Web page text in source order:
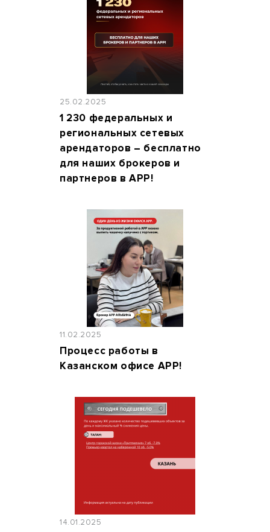
25.02.2025
1 230 федеральных и
региональных сетевых
арендаторов – бесплатно
для наших брокеров и
партнеров в АРР!
11.02.2025
Процесс работы в
Казанском офисе АРР!
14.01.2025